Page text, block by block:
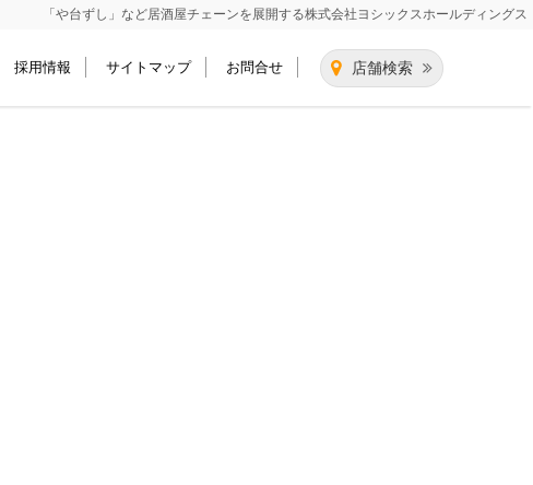
「や台ずし」など居酒屋チェーンを展開する株式会社ヨシックスホールディングス
店舗検索
採用情報 サイトマップ お問合せ